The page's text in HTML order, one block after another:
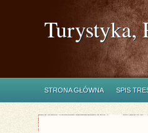
Turystyka,
STRONA GŁÓWNA SPIS